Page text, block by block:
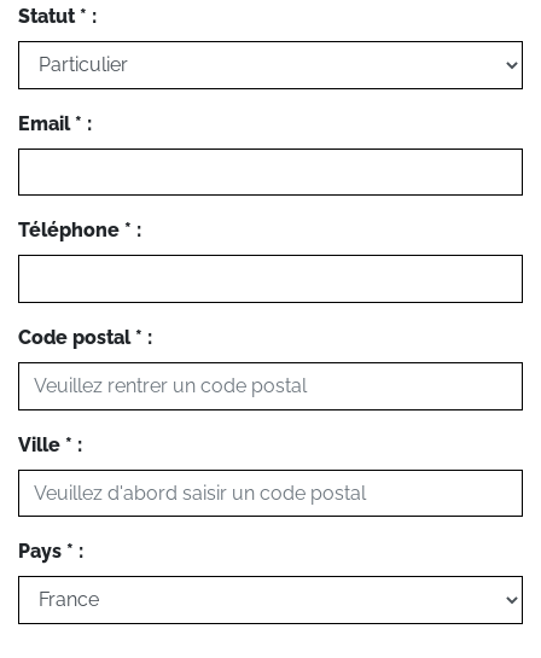
Statut * :
Email * :
Téléphone * :
Code postal * :
Ville * :
Pays * :